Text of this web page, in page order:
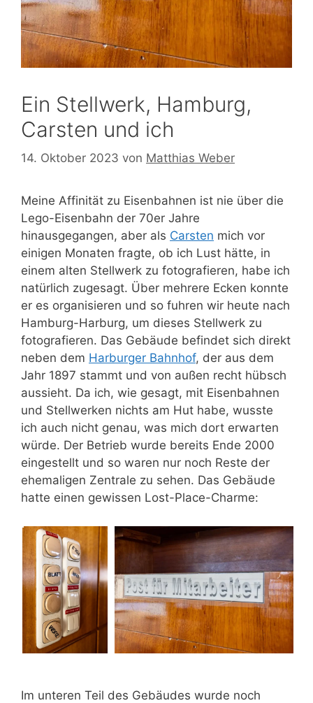
Ein Stellwerk, Hamburg,
Carsten und ich
14. Oktober 2023 von Matthias Weber
Meine Affinität zu Eisenbahnen ist nie über die
Lego-Eisenbahn der 70er Jahre
hinausgegangen, aber als Carsten mich vor
einigen Monaten fragte, ob ich Lust hätte, in
einem alten Stellwerk zu fotografieren, habe ich
natürlich zugesagt. Über mehrere Ecken konnte
er es organisieren und so fuhren wir heute nach
Hamburg-Harburg, um dieses Stellwerk zu
fotografieren. Das Gebäude befindet sich direkt
neben dem Harburger Bahnhof, der aus dem
Jahr 1897 stammt und von außen recht hübsch
aussieht. Da ich, wie gesagt, mit Eisenbahnen
und Stellwerken nichts am Hut habe, wusste
ich auch nicht genau, was mich dort erwarten
würde. Der Betrieb wurde bereits Ende 2000
eingestellt und so waren nur noch Reste der
ehemaligen Zentrale zu sehen. Das Gebäude
hatte einen gewissen Lost-Place-Charme:
Im unteren Teil des Gebäudes wurde noch